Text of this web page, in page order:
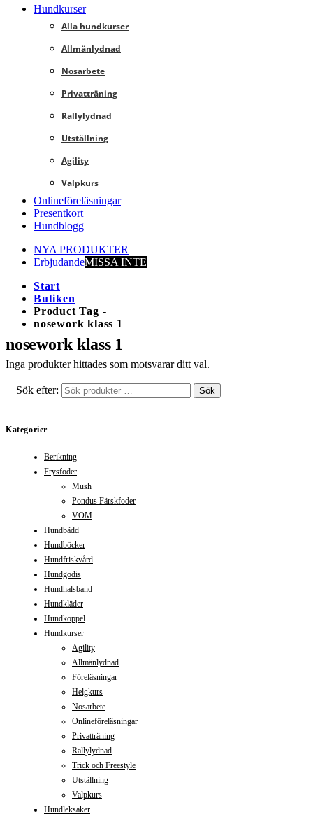
Hundkurser
Alla hundkurser
Allmänlydnad
Nosarbete
Privatträning
Rallylydnad
Utställning
Agility
Valpkurs
Onlineföreläsningar
Presentkort
Hundblogg
NYA PRODUKTER
ErbjudandeMISSA INTE
Start
Butiken
Product Tag -
nosework klass 1
nosework klass 1
Inga produkter hittades som motsvarar ditt val.
Sök efter: Sök
Kategorier
Berikning
Frysfoder
Mush
Pondus Färskfoder
VOM
Hundbädd
Hundböcker
Hundfriskvård
Hundgodis
Hundhalsband
Hundkläder
Hundkoppel
Hundkurser
Agility
Allmänlydnad
Föreläsningar
Helgkurs
Nosarbete
Onlineföreläsningar
Privatträning
Rallylydnad
Trick och Freestyle
Utställning
Valpkurs
Hundleksaker